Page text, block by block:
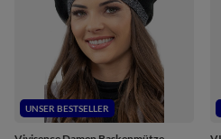
UNSER BESTSELLER